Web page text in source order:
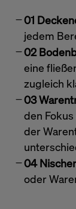
01
jedem
02
eine
zugleich
03
den
der
04
oder